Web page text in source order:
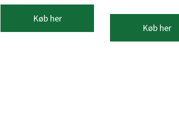
Køb her
Køb her